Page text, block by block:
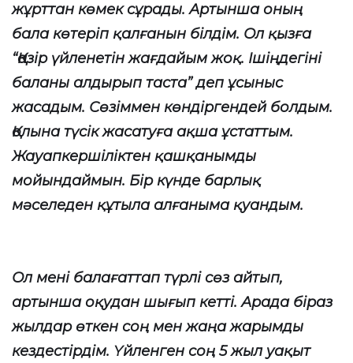
жұрттан көмек сұрады. Артынша оның
бала көтеріп қалғанын білдім. Ол қызға
“Қазір үйленетін жағдайым жоқ. Ішіңдегіні
баланы алдырып таста” деп ұсыныс
жасадым. Сөзіммен көндіргендей болдым.
Қолына түсік жасатуға ақша ұстаттым.
Жауапкершіліктен қашқанымды
мойындаймын. Бір күнде барлық
мәселеден құтыла алғаныма қуандым.
Ол мені балағаттап түрлі сөз айтып,
артынша оқудан шығып кетті. Арада біраз
жылдар өткен соң мен жаңа жарымды
кездестірдім. Үйленген соң 5 жыл уақыт